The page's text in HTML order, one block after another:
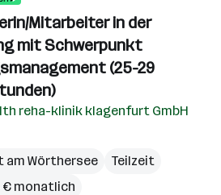
Mitarbeiter in der
mit Schwerpunkt
(25-29
reha-klinik klagenfurt GmbH
am Wörthersee
Teilzeit
€ monatlich